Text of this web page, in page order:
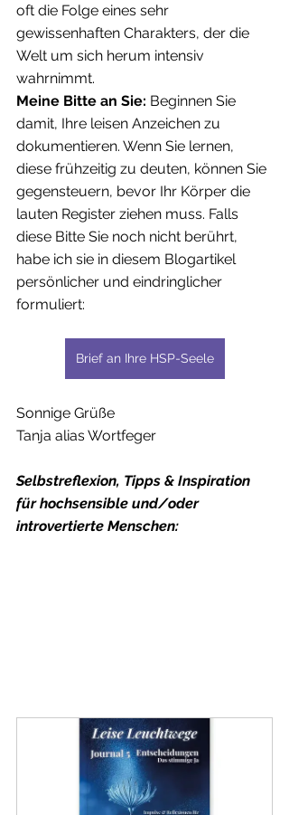
oft die Folge eines sehr
gewissenhaften Charakters, der die
Welt um sich herum intensiv
wahrnimmt.
Meine Bitte an Sie: Beginnen Sie
damit, Ihre leisen Anzeichen zu
dokumentieren. Wenn Sie lernen,
diese frühzeitig zu deuten, können Sie
gegensteuern, bevor Ihr Körper die
lauten Register ziehen muss. Falls
diese Bitte Sie noch nicht berührt,
habe ich sie in diesem Blogartikel
persönlicher und eindringlicher
formuliert:
Brief an Ihre HSP-Seele
Sonnige Grüße
Tanja alias Wortfeger
Selbstreflexion, Tipps & Inspiration
für hochsensible und/oder
introvertierte Menschen: